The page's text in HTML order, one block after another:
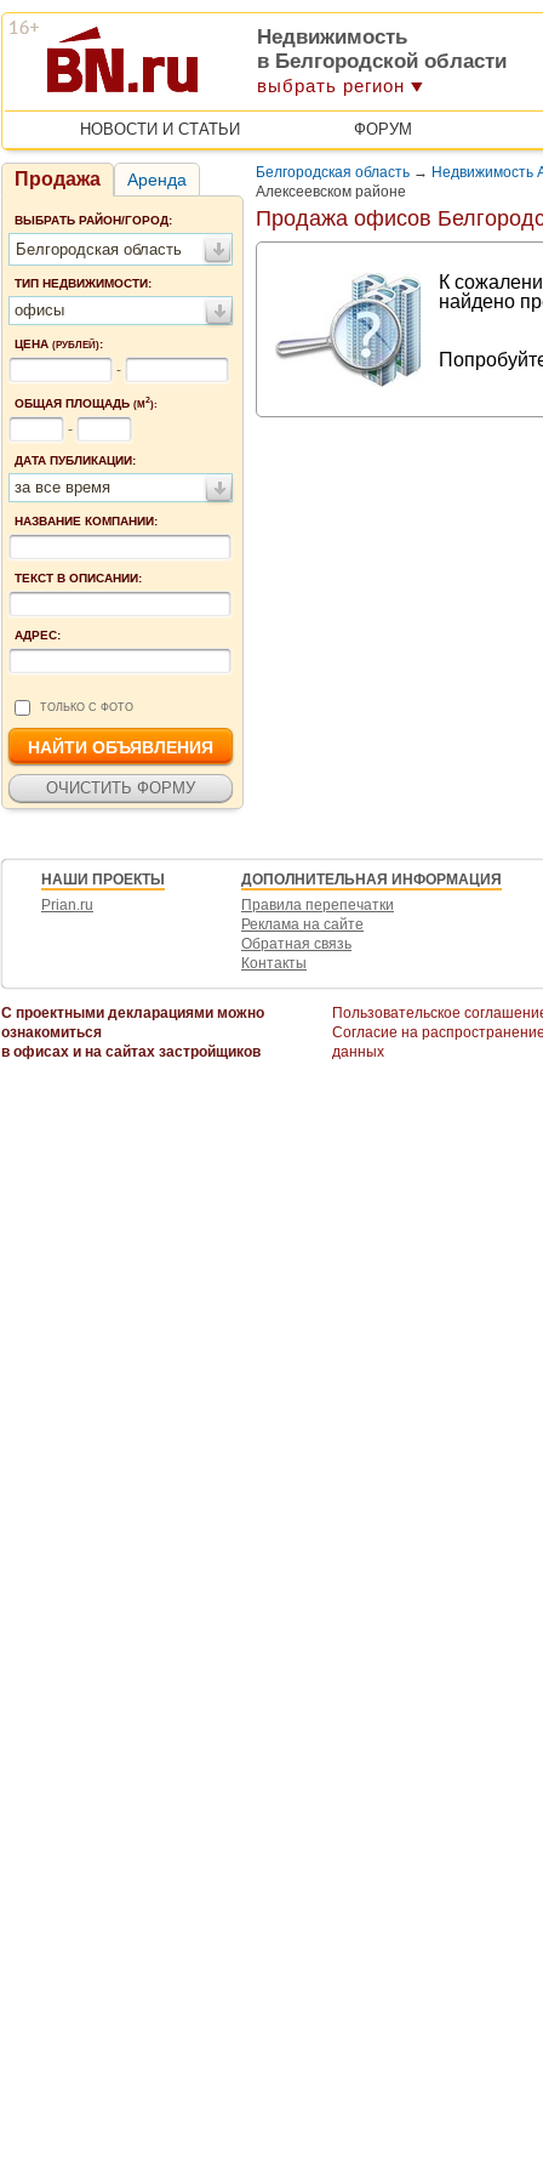
Недвижимость
в Белгородской области
выбрать регион
НОВОСТИ И СТАТЬИ ФОРУМ
Продажа Аренда
ВЫБРАТЬ РАЙОН/ГОРОД:
Белгородская область
ТИП НЕДВИЖИМОСТИ:
офисы
ЦЕНА (РУБЛЕЙ):
-
ОБЩАЯ ПЛОЩАДЬ (М2):
-
ДАТА ПУБЛИКАЦИИ:
за все время
НАЗВАНИЕ КОМПАНИИ:
ТЕКСТ В ОПИСАНИИ:
АДРЕС:
ТОЛЬКО С ФОТО
Белгородская область → Недвижимость
Алексеевском районе
Продажа офисов
К
найдено
НАШИ ПРОЕКТЫ
Prian.ru
ДОПОЛНИТЕЛЬНАЯ ИНФОРМАЦИЯ
Правила перепечатки
Реклама на сайте
Обратная связь
Контакты
С проектными декларациями можно
ознакомиться
в офисах и на сайтах застройщиков
Пользовательское
Согласие на
данных